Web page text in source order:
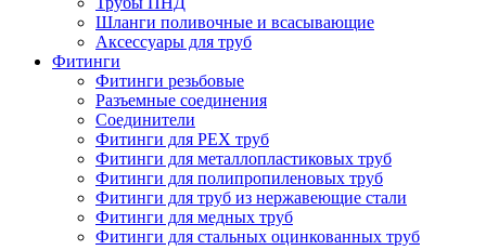
Шланги поливочные и всасывающие
Аксессуары для труб
Фитинги
Фитинги резьбовые
Разъемные соединения
Соединители
Фитинги для PEX труб
Фитинги для металлопластиковых труб
Фитинги для полипропиленовых труб
Фитинги для труб из нержавеющие стали
Фитинги для медных труб
Фитинги для стальных оцинкованных труб